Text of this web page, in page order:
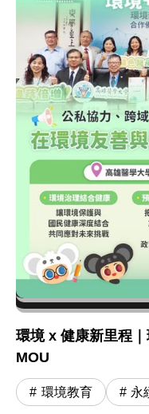
環境 x 健康新里程
MOU
環境教育 永